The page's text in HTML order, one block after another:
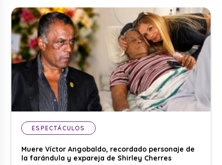
ESPECTÁCULOS
Muere Víctor Angobaldo, recordado personaje de
la farándula y expareja de Shirley Cherres